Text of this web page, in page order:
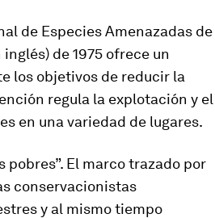
de Especies Amenazadas de
de 1975 ofrece un
los objetivos de reducir la
regula la explotación y el
en una variedad de lugares.
pobres”. El marco trazado por
conservacionistas
y al mismo tiempo